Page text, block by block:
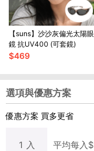
【suns】沙沙灰偏光太陽眼
鏡 抗UV400 (可套鏡)
$469
選項與優惠方案
優惠方案 買多更省
1 入 平均每入$